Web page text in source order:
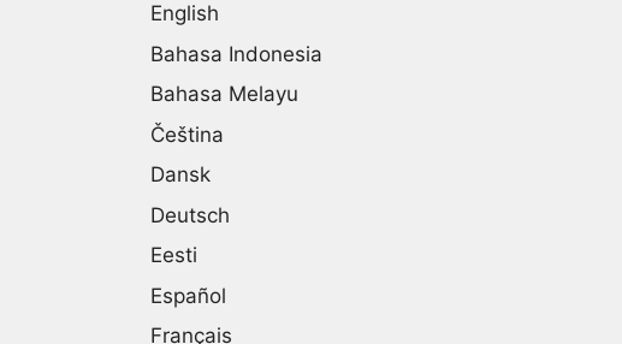
English
Bahasa Indonesia
Bahasa Melayu
Čeština
Dansk
Deutsch
Eesti
Español
Français